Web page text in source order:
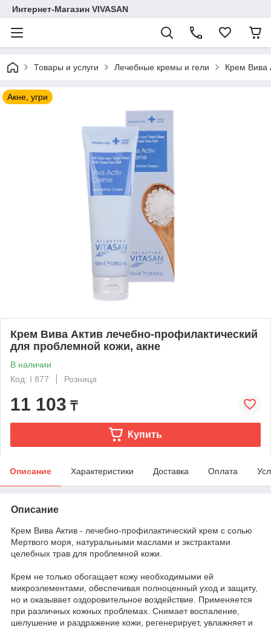
Интернет-Магазин VIVASAN
Товары и услуги Лечебные кремы и гели Крем Вива
Акне, угри
Крем Вива Актив лечебно-профилактический
для проблемной кожи, акне
В наличии
Код: I 877
Розница
11 103 ₸
Купить
Описание Характеристики Доставка Оплата
Описание
Крем Вива Актив - лечебно-профилактический крем с солью
Мертвого моря, натуральными маслами и экстрактами
целебных трав для проблемной кожи.
Крем не только обогащает кожу необходимыми ей
микроэлементами, обеспечивая полноценный уход и защиту,
но и оказывает оздоровительное воздействие. Применяется
при различных кожных проблемах. Снимает воспаление,
шелушение и раздражение кожи, регенерирует, увлажняет и